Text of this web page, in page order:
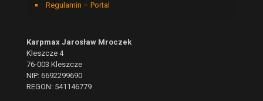
Regulamin – Portal
Karpmax Jarosław Mroczek
Kleszcze 4
76-003 Kleszcze
NIP: 6692299690
REGON: 541146779